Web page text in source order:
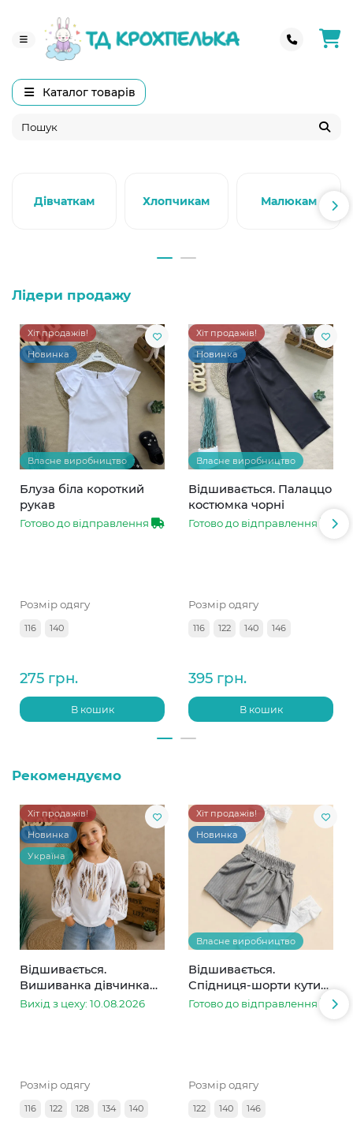
Каталог товарів
Дівчаткам Хлопчикам Малюкам
Лідери продажу
Хіт продажів!
Новинка
Власне виробництво
Блуза біла короткий
рукав
Готово до відправлення
Розмір одягу
116 140
275 грн.
В кошик
Хіт продажів!
Новинка
Власне виробництво
Відшивається. Палаццо
костюмка чорні
Готово до відправлення
Розмір одягу
116 122 140 146
395 грн.
В кошик
Рекомендуємо
Хіт продажів!
Новинка
Україна
Відшивається.
Вишиванка дівчинка
колоски
Вихід з цеху: 10.08.2026
Розмір одягу
116 122 128 134
140
Хіт продажів!
Новинка
Власне виробництво
Відшивається.
Спідниця-шорти кутик
сіра в смужку
Готово до відправлення
Розмір одягу
122 140 146